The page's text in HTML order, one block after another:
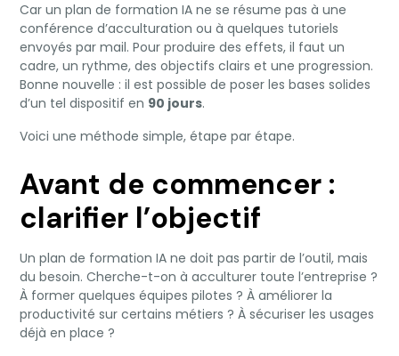
Car un plan de formation IA ne se résume pas à une
conférence d’acculturation ou à quelques tutoriels
envoyés par mail. Pour produire des effets, il faut un
cadre, un rythme, des objectifs clairs et une progression.
Bonne nouvelle : il est possible de poser les bases solides
d’un tel dispositif en 90 jours.
Voici une méthode simple, étape par étape.
Avant de commencer :
clarifier l’objectif
Un plan de formation IA ne doit pas partir de l’outil, mais
du besoin. Cherche-t-on à acculturer toute l’entreprise ?
À former quelques équipes pilotes ? À améliorer la
productivité sur certains métiers ? À sécuriser les usages
déjà en place ?